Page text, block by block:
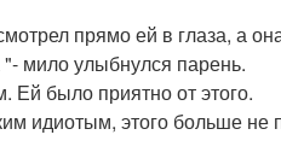
прямо ей в глаза, а
"- мило улыбнулся парень.
Ей было приятно от этого.
идиотым, этого больше не